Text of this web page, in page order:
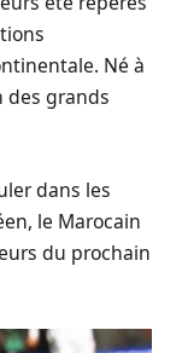
Né à
des grands
dans les
le Marocain
du prochain